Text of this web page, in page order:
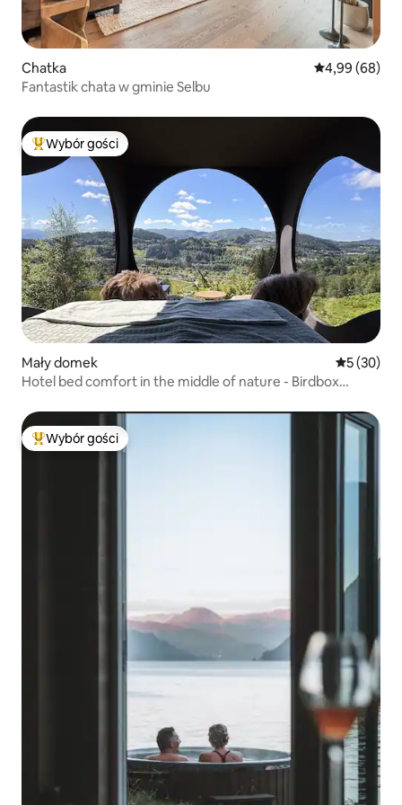
Chatka Średnia
4,99 (68)
Fantastik chata w gminie Selbu
Najpopularniejsze z kategorii Wybór gości
Wybór gości
Mały domek Średnia
5 (30)
Hotel bed comfort in the middle of nature - Birdbox
Najpopularniejsze z kategorii Wybór gości
Wybór gości